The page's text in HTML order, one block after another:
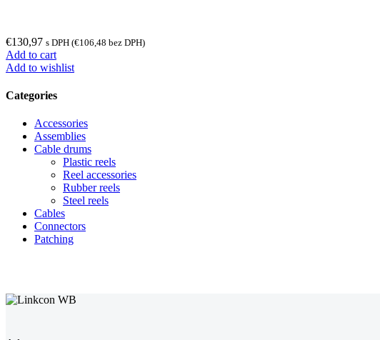
€130,97 s DPH (€106,48 bez DPH)
Add to cart
Add to wishlist
Categories
Accessories
Assemblies
Cable drums
Plastic reels
Reel accessories
Rubber reels
Steel reels
Cables
Connectors
Patching